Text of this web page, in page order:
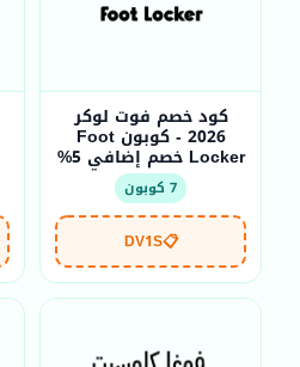
كود خصم فوت لوكر
2026 - كوبون Foot
Locker خصم إضافي 5%
7 كوبون
📋
DV1S